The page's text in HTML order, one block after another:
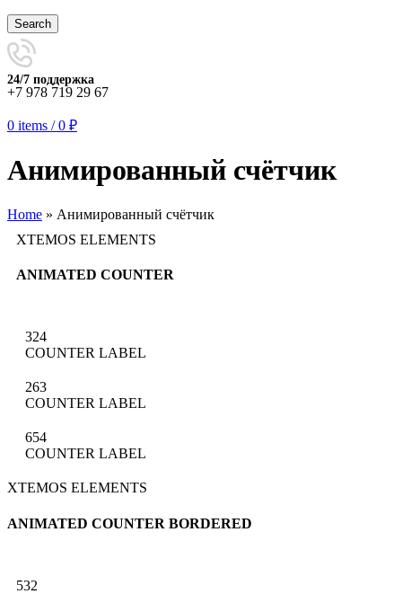
Search
24/7 поддержка
+7 978 719 29 67
0 items / 0 ₽
Анимированный счётчик
Home » Анимированный счётчик
XTEMOS ELEMENTS
ANIMATED COUNTER
324
COUNTER LABEL
263
COUNTER LABEL
654
COUNTER LABEL
XTEMOS ELEMENTS
ANIMATED COUNTER BORDERED
532